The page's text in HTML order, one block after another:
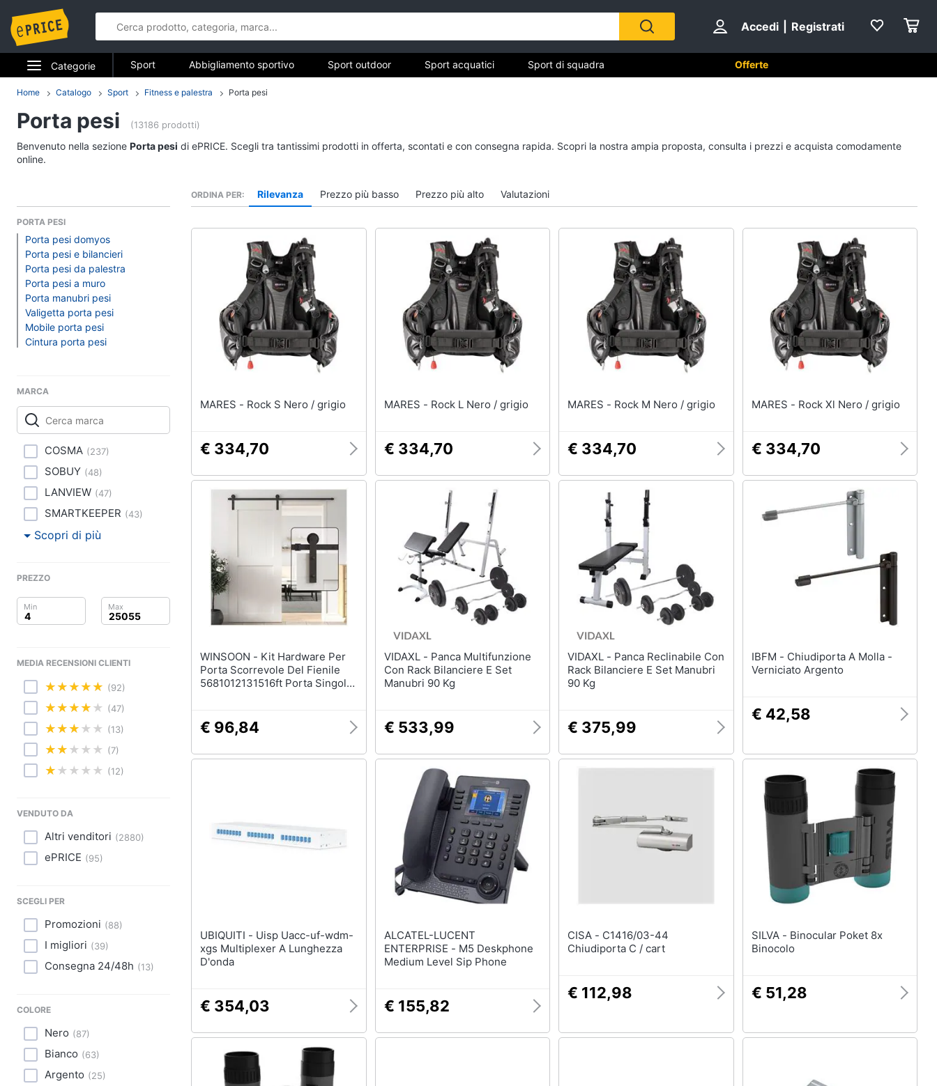
Accedi Registrati
Categorie
Elettrodomestici
Informatica
Smart home
Videogiochi
Audio e musica
Clima
Arredo
Salute e igiene
Beauty
Giocattoli
Prima infanzia
Fotografia
Abbigliamento
Sport
Animali
Motori
Festività e ricorrenze
Sport
Tuta
Vedi tutti
Sci
Salvagente
Vedi tutti
Fitness e palestra
Tapis roulant
Cronometro
Tapis roulant elettrico
Magnesio supremo
Vedi tutti
Campeggio
Barbecue
Borraccia
Borraccia termica
Vedi tutti
Sport Abbigliamento sportivo Sport outdoor Sport acquatici Sport di squadra
Fitness e palestra Campeggio
Offerte
Home Catalogo Sport Fitness e palestra Porta pesi
Porta pesi (13186 prodotti)
Benvenuto nella sezione Porta pesi di ePRICE. Scegli tra tantissimi prodotti in offerta, scontati e con consegna rapida. Scopri la nostra ampia proposta, consulta i prezzi e acquista comodamente
online.
PORTA PESI
Porta pesi domyos
Porta pesi e bilancieri
Porta pesi da palestra
Porta pesi a muro
Porta manubri pesi
Valigetta porta pesi
Mobile porta pesi
Cintura porta pesi
MARCA
COSMA (237)
SOBUY (48)
LANVIEW (47)
SMARTKEEPER (43)
Scopri di più
PREZZO
MEDIA RECENSIONI CLIENTI
(92)
(47)
(13)
(7)
(12)
VENDUTO DA
Altri venditori (2880)
ePRICE (95)
SCEGLI PER
Promozioni (88)
I migliori (39)
Consegna 24/48h (13)
COLORE
Nero (87)
Bianco (63)
Argento (25)
ORDINA PER Rilevanza Prezzo più basso Prezzo più alto Valutazioni
MARES - Rock S Nero / grigio
€ 334,70
MARES - Rock L Nero / grigio
€ 334,70
MARES - Rock M Nero / grigio
€ 334,70
MARES - Rock Xl Nero / grigio
€ 334,70
WINSOON - Kit Hardware Per
Porta Scorrevole Del Fienile
5681012131516ft Porta Singola
Nero (kit Porta Singola 5ft)
€ 96,84
VIDAXL - Panca Multifunzione
Con Rack Bilanciere E Set
Manubri 90 Kg
€ 533,99
VIDAXL - Panca Reclinabile Con
Rack Bilanciere E Set Manubri
90 Kg
€ 375,99
IBFM - Chiudiporta A Molla -
Verniciato Argento
€ 42,58
UBIQUITI - Uisp Uacc-uf-wdm-
xgs Multiplexer A Lunghezza
D'onda
€ 354,03
ALCATEL-LUCENT
ENTERPRISE - M5 Deskphone
Medium Level Sip Phone
€ 155,82
CISA - C1416/03-44
Chiudiporta C / cart
€ 112,98
SILVA - Binocular Poket 8x
Binocolo
€ 51,28